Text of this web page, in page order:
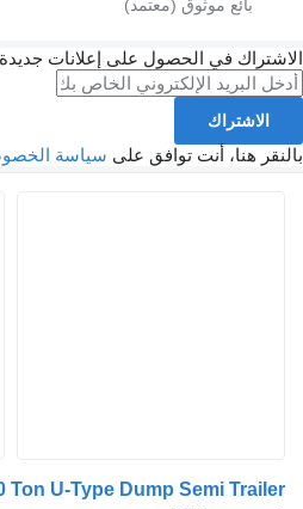
في الحصول على إعلانات جديدة
أنت توافق علىسياسة الخصوصيةو
40 Ton U-Type Dump Semi